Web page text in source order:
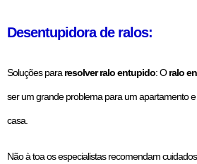
Desentupidora de ralos:
Soluções para resolver ralo entupido: Oralo
ser um grande problema para um apartamento
casa.
Não à toa os especialistas recomendam